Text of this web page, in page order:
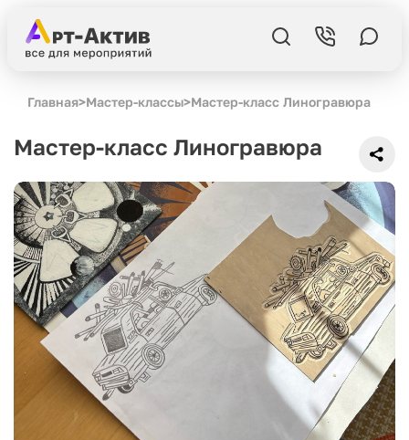
Главная>Мастер-классы>Мастер-класс Линогравюра
Мастер-класс Линогравюра